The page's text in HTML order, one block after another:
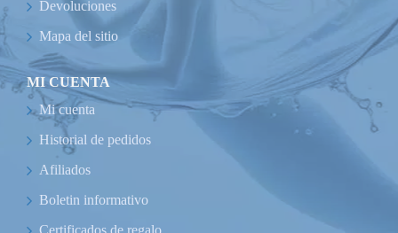
Devoluciones
Mapa del sitio
MI CUENTA
Mi cuenta
Historial de pedidos
Afiliados
Boletin informativo
Certificados de regalo